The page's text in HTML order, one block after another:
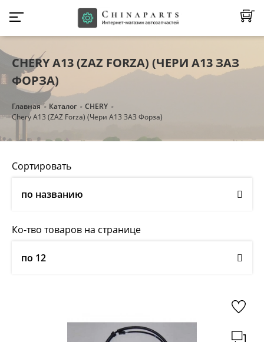
CHERY A13 (ZAZ FORZA) (ЧЕРИ А13 ЗАЗ
ФОРЗА)
Главная Каталог
CHERY
Chery A13 (ZAZ Forza) (Чери А13 ЗАЗ Форза)
Сортировать
по названию
Ко-тво товаров на странице
по 12